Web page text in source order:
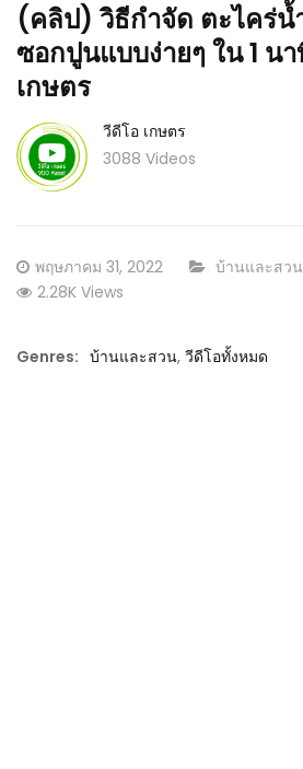
อบๆ
(คลิป) วิธีแกะเม็ดข้าวโพด แบบง่า
ได้เม็ดสวยเต็มเม็ด ไม่ต้องฝานให้เ
(คลิป) วิธีกำจัด ตะไคร่
ซอกปูนแบบง่ายๆ ใน 1 น
เกษตร
วีดีโอ เกษตร
3088 Videos
Posted
on
พฤษภาคม 31, 2022 CATEGORY:
บ้านและสวน
2.28K Views
Genres: บ้านและสวน, วีดีโอทั้งหมด